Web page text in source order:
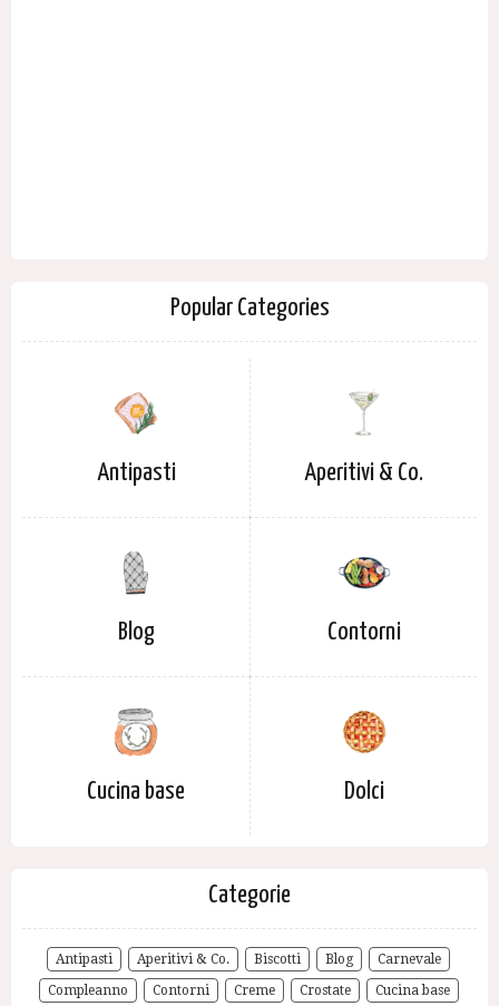
Popular Categories
Antipasti Aperitivi & Co.
Blog Contorni
Cucina base Dolci
Categorie
Antipasti Aperitivi & Co. Biscotti Blog
Carnevale
Compleanno
Contorni Creme Crostate Cucina base